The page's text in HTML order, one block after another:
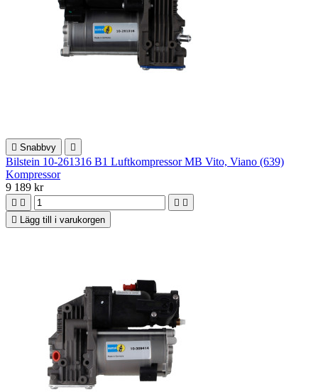
 Snabbvy 
Bilstein 10-261316 B1 Luftkompressor MB Vito, Viano (639)
Kompressor
9 189 kr
   

Lägg till i varukorgen